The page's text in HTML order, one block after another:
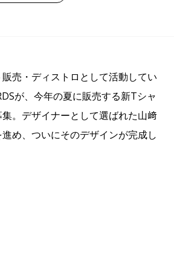
売・ディストロとして活動してい
が、今年の夏に販売する新Tシャ
。デザイナーとして選ばれた山﨑
め、ついにそのデザインが完成し